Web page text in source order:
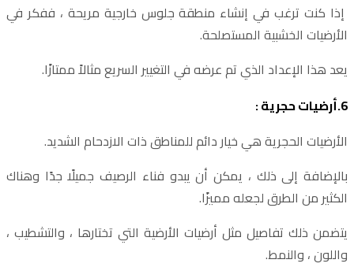
إذا كنت ترغب في إنشاء منطقة جلوس خارجية مريحة ، ففكر في
الأرضيات الخشبية المستصلحة.
يعد هذا الإعداد الذي تم عرضه في التغيير السريع مثالاً ممتازًا.
6.أرضيات حجرية :
الأرضيات الحجرية هي خيار دائم للمناطق ذات الازدحام الشديد.
بالإضافة إلى ذلك ، يمكن أن يبدو فناء الرصيف جميلًا جدًا وهناك
الكثير من الطرق لجعله مميزًا.
يتضمن ذلك تفاصيل مثل أرضيات الأرضية التي تختارها ، والتشطيب ،
واللون ، والنمط.